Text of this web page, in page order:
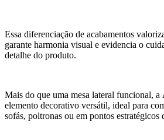
Essa diferenciação de acabamentos
garante harmonia visual e evidencia o
detalhe do produto.
Mais do que uma mesa lateral funcional, a
elemento decorativo versátil, ideal para
sofás, poltronas ou em pontos estratégicos